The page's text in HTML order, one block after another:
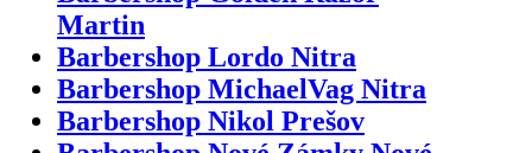
Martin
Barbershop Lordo Nitra
Barbershop MichaelVag Nitra
Barbershop Nikol Prešov